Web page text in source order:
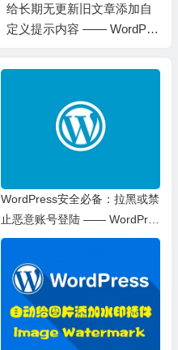
给长期无更新旧文章添加自
定义提示内容 —— WordPre
WordPress安全必备：拉黑或禁
止恶意账号登陆 —— WordPres
s 教程